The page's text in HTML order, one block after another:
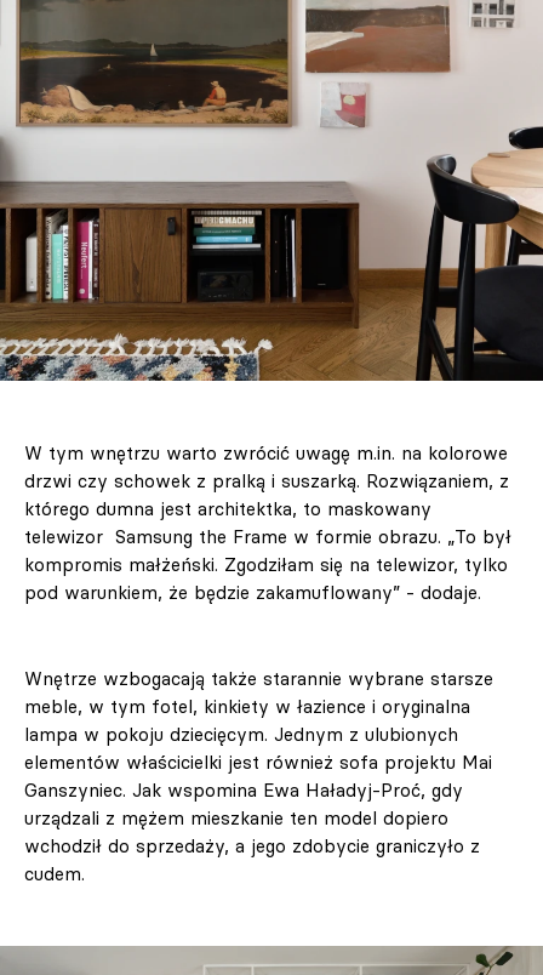
W tym wnętrzu warto zwrócić uwagę m.in. na kolorowe
drzwi czy schowek z pralką i suszarką. Rozwiązaniem, z
którego dumna jest architektka, to maskowany
telewizor Samsung the Frame w formie obrazu. „To był
kompromis małżeński. Zgodziłam się na telewizor, tylko
pod warunkiem, że będzie zakamuflowany” - dodaje.
Wnętrze wzbogacają także starannie wybrane starsze
meble, w tym fotel, kinkiety w łazience i oryginalna
lampa w pokoju dziecięcym. Jednym z ulubionych
elementów właścicielki jest również sofa projektu Mai
Ganszyniec. Jak wspomina Ewa Haładyj-Proć, gdy
urządzali z mężem mieszkanie ten model dopiero
wchodził do sprzedaży, a jego zdobycie graniczyło z
cudem.